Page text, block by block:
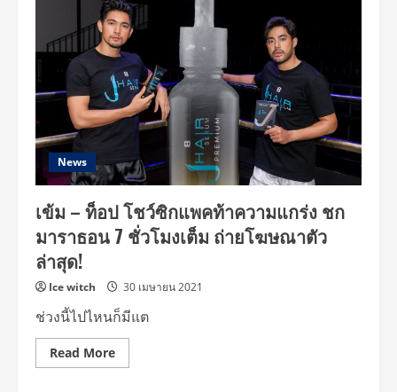
News
เข้ม – ท็อป โชว์ซิกแพคท้าความแกร่ง ชก
มาราธอน 7 ชั่วโมงเต็ม ถ่ายโฆษณาตัว
ล่าสุด!
Ice witch 30 เมษายน 2021
ช่วงนี้ไปไหนก็มีแต
Read MoreRead
more